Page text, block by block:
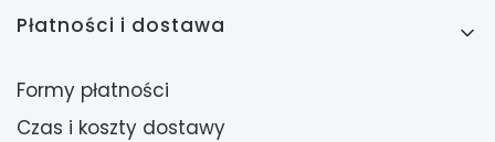
Płatności i dostawa
Formy płatności
Czas i koszty dostawy